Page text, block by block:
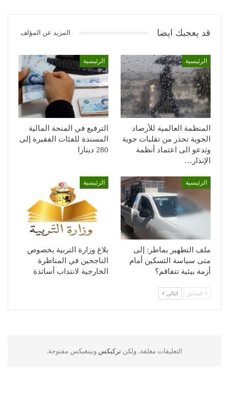
قد يعجبك ايضا المزيد عن المؤلف
الرئيسية
المنظمة العالمية للأرصاد
الجوية تحذر من تقلبات جوية
وتدعو الى اعتماد أنظمة
الإنذار…
الرئيسية
الترفيع في المنحة المالية
المسندة للفئات الفقيرة إلى
280 دينارا
الرئيسية
ملف التطهير بماطر: إلى
متى سياسة التسكين أمام
أزمة بيئية تتفاقم؟
الرئيسية
بلاغ وزارة التربية بخصوص
الناجحين في المناظرة
الخارجية لانتداب أساتذة
السابق التالي
التعليقات مغلقة، ولكن تركبكس وبينغبكس مفتوحة.